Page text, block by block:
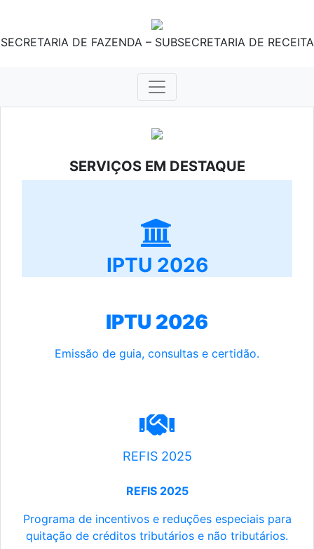
SECRETARIA DE FAZENDA – SUBSECRETARIA DE RECEITA
SERVIÇOS EM DESTAQUE
IPTU 2026
IPTU 2026
Emissão de guia, consultas e certidão.
REFIS 2025
REFIS 2025
Programa de incentivos e reduções especiais para
quitação de créditos tributários e não tributários.